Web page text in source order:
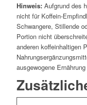
Hinweis:Aufgrund des
nicht für Koffein-
Schwangere, Stillende
Portion nicht
anderen koffeinhaltigen
ausgewogene